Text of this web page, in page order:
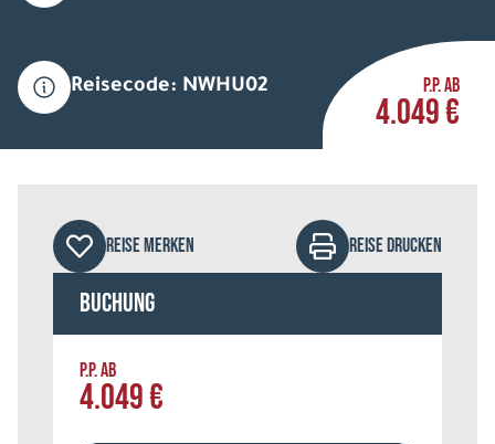
Reisecode: NWHU02 P.P. AB
4.049 €
REISE MERKEN REISE DRUCKEN
Buchung
P.P. AB
4.049 €